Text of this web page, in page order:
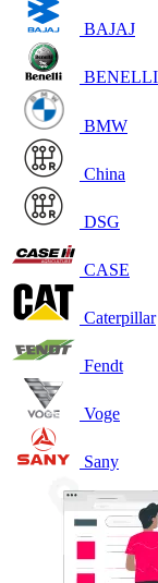
BAJAJ
BENELLI
BMW
China
DSG
CASE
Caterpillar
Fendt
Voge
Sany